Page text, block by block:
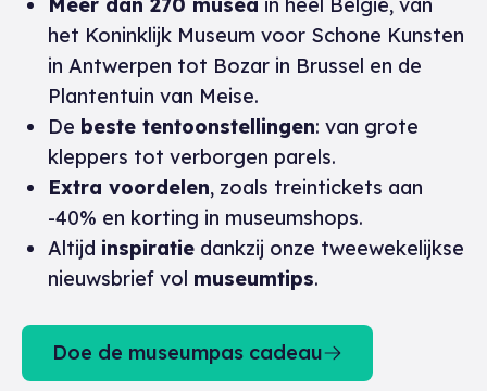
het Koninklijk Museum voor Schone Kunsten
in Antwerpen tot Bozar in Brussel en de
Plantentuin van Meise.
De beste tentoonstellingen: van grote
kleppers tot verborgen parels.
Extra voordelen, zoals treintickets aan
-40% en korting in museumshops.
Altijd inspiratie dankzij onze tweewekelijkse
nieuwsbrief vol museumtips.
Doe de museumpas cadeau